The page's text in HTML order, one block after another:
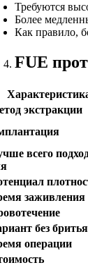
Требуются
Более
Как правило,
FUE
экстракции
всего
заживления
без бритья
операции